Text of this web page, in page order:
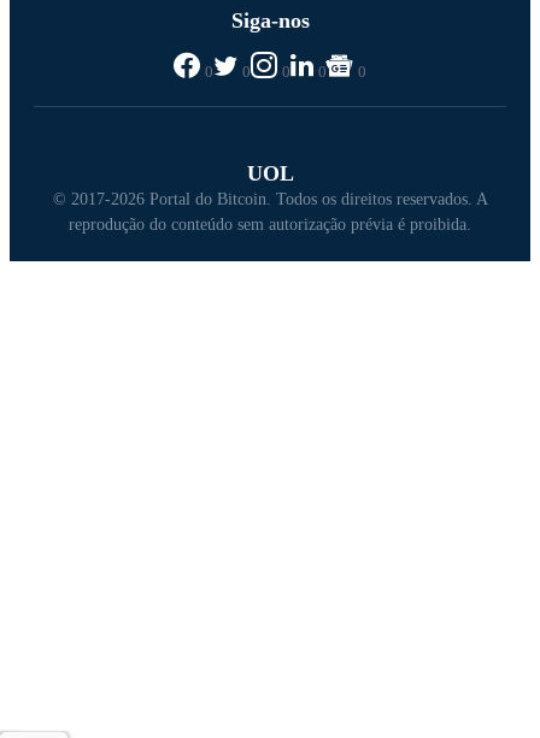
Siga-nos
0 0 0 0 0
UOL
© 2017-2026 Portal do Bitcoin. Todos os direitos reservados. A
reprodução do conteúdo sem autorização prévia é proibida.